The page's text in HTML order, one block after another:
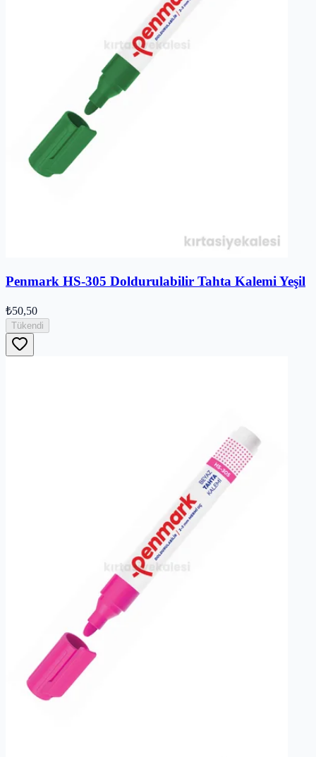
Penmark HS-305 Doldurulabilir Tahta Kalemi Yeşil
₺50,50
Tükendi